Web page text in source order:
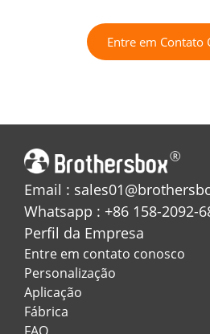
Entre em Contato
Email :
Whatsapp : +86 158-2092-
Perfil da Empresa
Entre em contato conosco
Personalização
Aplicação
Fábrica